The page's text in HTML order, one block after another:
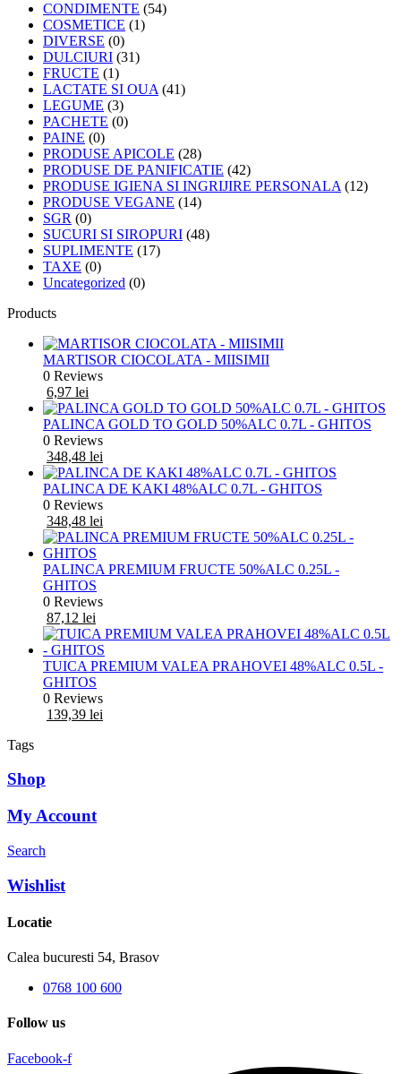
CONDIMENTE (54)
COSMETICE (1)
DIVERSE (0)
DULCIURI (31)
FRUCTE (1)
LACTATE SI OUA (41)
LEGUME (3)
PACHETE (0)
PAINE (0)
PRODUSE APICOLE (28)
PRODUSE DE PANIFICATIE (42)
PRODUSE IGIENA SI INGRIJIRE PERSONALA (12)
PRODUSE VEGANE (14)
SGR (0)
SUCURI SI SIROPURI (48)
SUPLIMENTE (17)
TAXE (0)
Uncategorized (0)
Products
MARTISOR CIOCOLATA - MIISIMII
0 Reviews
6,97 lei
PALINCA GOLD TO GOLD 50%ALC 0.7L - GHITOS
0 Reviews
348,48 lei
PALINCA DE KAKI 48%ALC 0.7L - GHITOS
0 Reviews
348,48 lei
PALINCA PREMIUM FRUCTE 50%ALC 0.25L -
GHITOS
0 Reviews
87,12 lei
TUICA PREMIUM VALEA PRAHOVEI 48%ALC 0.5L -
GHITOS
0 Reviews
139,39 lei
Tags
Shop
My Account
Search
Wishlist
Locatie
Calea bucuresti 54, Brasov
0768 100 600
Follow us
Facebook-f